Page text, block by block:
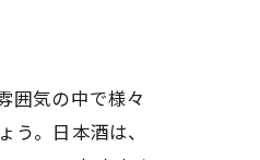
囲気の中で様々
う。日本酒は、